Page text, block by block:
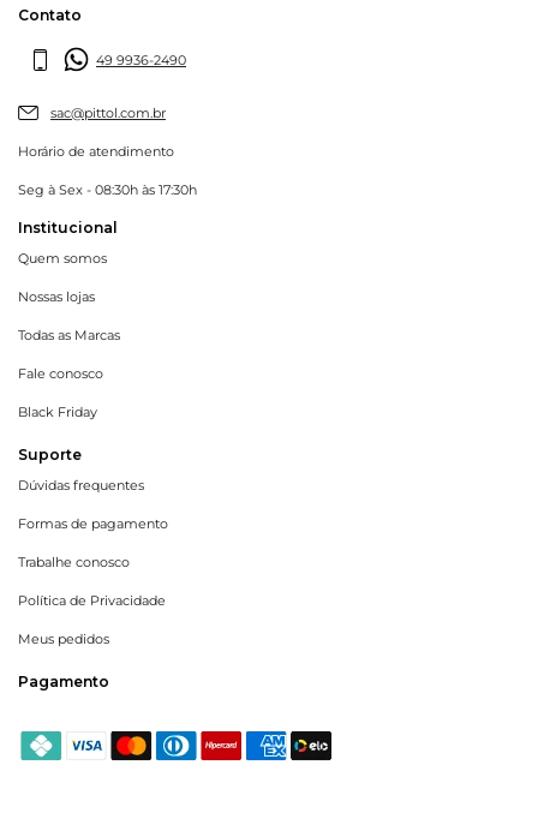
Contato
49 9936-2490
sac@pittol.com.br
Horário de atendimento
Seg à Sex - 08:30h às 17:30h
Institucional
Quem somos
Nossas lojas
Todas as Marcas
Fale conosco
Black Friday
Suporte
Dúvidas frequentes
Formas de pagamento
Trabalhe conosco
Política de Privacidade
Meus pedidos
Pagamento